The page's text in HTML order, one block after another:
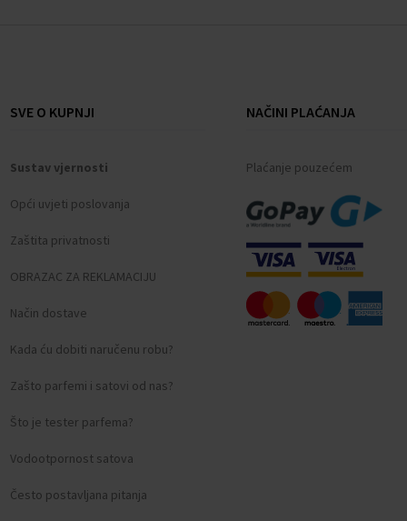
SVE O KUPNJI
Sustav vjernosti
Opći uvjeti poslovanja
Zaštita privatnosti
OBRAZAC ZA REKLAMACIJU
Način dostave
Kada ću dobiti naručenu robu?
Zašto parfemi i satovi od nas?
Što je tester parfema?
Vodootpornost satova
Često postavljana pitanja
NAČINI PLAĆANJA
Plaćanje pouzećem